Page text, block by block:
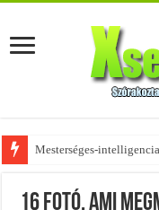
Az övtáskák továbbra is
16 fotó, ami